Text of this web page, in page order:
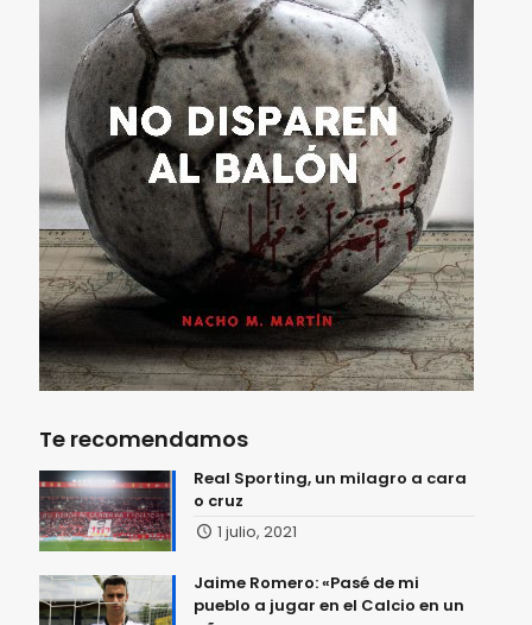
Te recomendamos
Real Sporting, un milagro a cara
o cruz
1 julio, 2021
Jaime Romero: «Pasé de mi
pueblo a jugar en el Calcio en un